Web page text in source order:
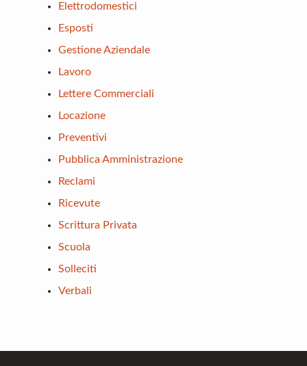
Elettrodomestici
Esposti
Gestione Aziendale
Lavoro
Lettere Commerciali
Locazione
Preventivi
Pubblica Amministrazione
Reclami
Ricevute
Scrittura Privata
Scuola
Solleciti
Verbali